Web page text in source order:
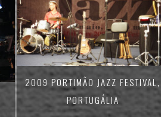
2009 PORTIMÃO JAZZ FESTIVAL,
PORTUGÁLIA